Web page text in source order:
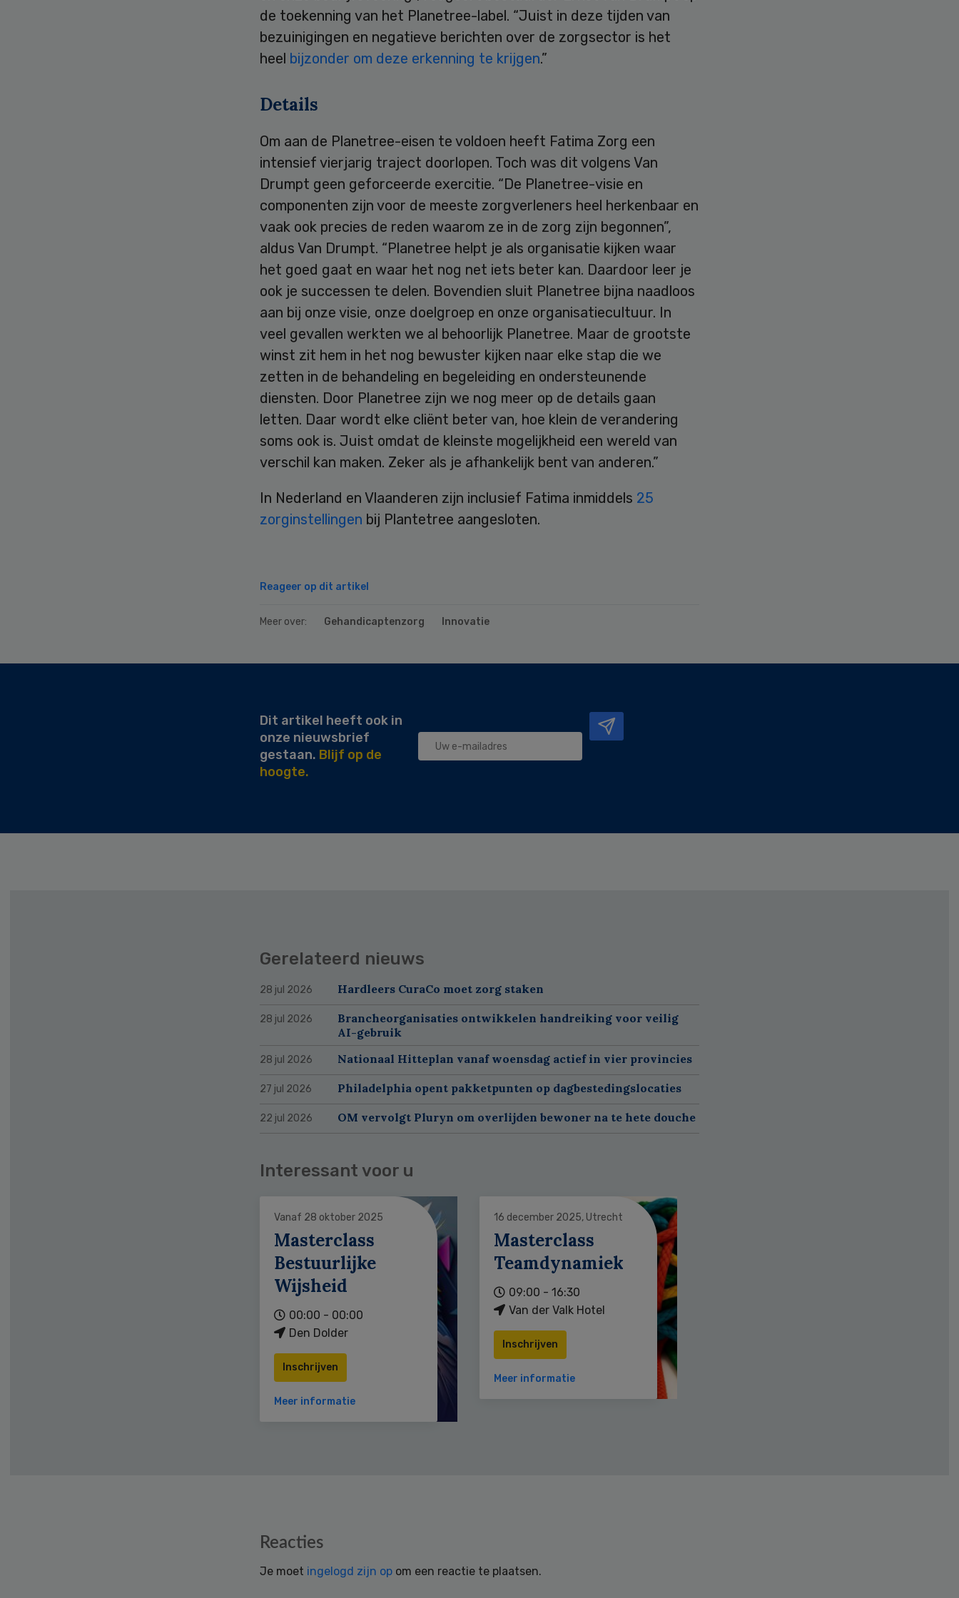
de toekenning van het Planetree-label. “Juist in deze tijden van
bezuinigingen en negatieve berichten over de zorgsector is het
heel bijzonder om deze erkenning te krijgen.”
Details
Om aan de Planetree-eisen te voldoen heeft Fatima Zorg een
intensief vierjarig traject doorlopen. Toch was dit volgens Van
Drumpt geen geforceerde exercitie. “De Planetree-visie en
componenten zijn voor de meeste zorgverleners heel herkenbaar en
vaak ook precies de reden waarom ze in de zorg zijn begonnen”,
aldus Van Drumpt. “Planetree helpt je als organisatie kijken waar
het goed gaat en waar het nog net iets beter kan. Daardoor leer je
ook je successen te delen. Bovendien sluit Planetree bijna naadloos
aan bij onze visie, onze doelgroep en onze organisatiecultuur. In
veel gevallen werkten we al behoorlijk Planetree. Maar de grootste
winst zit hem in het nog bewuster kijken naar elke stap die we
zetten in de behandeling en begeleiding en ondersteunende
diensten. Door Planetree zijn we nog meer op de details gaan
letten. Daar wordt elke cliënt beter van, hoe klein de verandering
soms ook is. Juist omdat de kleinste mogelijkheid een wereld van
verschil kan maken. Zeker als je afhankelijk bent van anderen.”
In Nederland en Vlaanderen zijn inclusief Fatima inmiddels 25
zorginstellingen bij Plantetree aangesloten.
Reageer op dit artikel
Meer over: Gehandicaptenzorg Innovatie
Dit artikel heeft ook in
onze nieuwsbrief
gestaan. Blijf op de
hoogte.
Gerelateerd nieuws
28 jul 2026 Hardleers CuraCo moet zorg staken
28 jul 2026
Brancheorganisaties ontwikkelen handreiking voor veilig
AI-gebruik
28 jul 2026 Nationaal Hitteplan vanaf woensdag actief in vier provincies
27 jul 2026 Philadelphia opent pakketpunten op dagbestedingslocaties
22 jul 2026 OM vervolgt Pluryn om overlijden bewoner na te hete douche
Interessant voor u
Vanaf 28 oktober 2025
Masterclass
Bestuurlijke
Wijsheid
00:00 - 00:00
Den Dolder
Inschrijven
Meer informatie
16 december 2025, Utrecht
Masterclass
Teamdynamiek
09:00 - 16:30
Van der Valk Hotel
Inschrijven
Meer informatie
Reacties
Je moet ingelogd zijn op om een reactie te plaatsen.